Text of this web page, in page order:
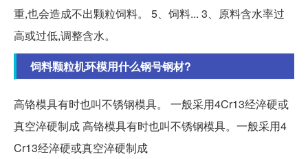
重,也会造成不出颗粒饲料。 5、饲料... 3、原料含水率过
高或过低,调整含水。
饲料颗粒机环模用什么钢号钢材?
高铬模具有时也叫不锈钢模具。 一般采用4Cr13经淬硬或
真空淬硬制成 高铬模具有时也叫不锈钢模具。一般采用4
Cr13经淬硬或真空淬硬制成